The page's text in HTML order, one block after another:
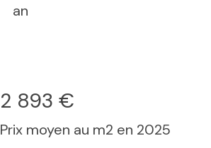
an
2 893 €
Prix moyen au m2 en 2025